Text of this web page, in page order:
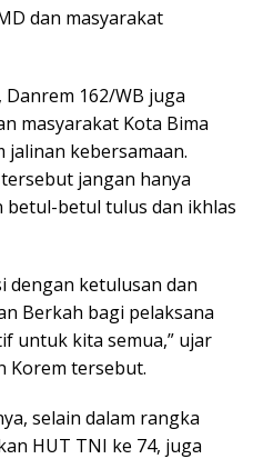
dan masyarakat
162/WB juga
masyarakat Kota Bima
kebersamaan.
jangan hanya
betul tulus dan ikhlas
dengan ketulusan dan
Berkah bagi pelaksana
untuk kita semua,” ujar
Korem tersebut.
selain dalam rangka
HUT TNI ke 74, juga